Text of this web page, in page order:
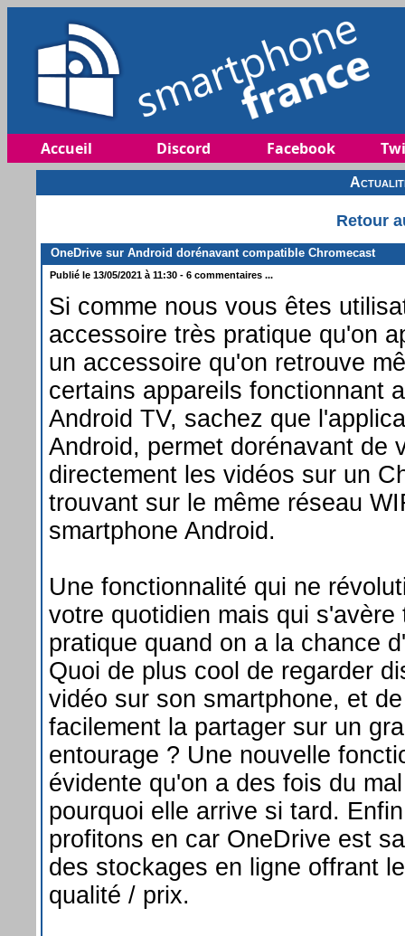
Accueil Discord Facebook
Retour
OneDrive sur Android dorénavant compatible Chromecast
Publié le 13/05/2021 à 11:30 - 6 commentaires ...
Si comme nous vous êtes
accessoire très pratique qu'on
un accessoire qu'on retrouve
certains appareils fonctionnant
Android TV, sachez que
Android, permet dorénavant de
directement les vidéos sur un
trouvant sur le même réseau
smartphone Android.
Une fonctionnalité qui ne
votre quotidien mais qui s'avère
pratique quand on a la chance
Quoi de plus cool de regarder
vidéo sur son smartphone, et
facilement la partager sur un
entourage ? Une nouvelle
évidente qu'on a des fois du
pourquoi elle arrive si tard.
profitons en car OneDrive est
des stockages en ligne offrant
qualité / prix.